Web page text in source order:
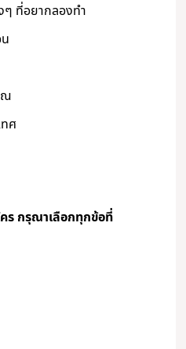
ๆ ที่อยากลองทำ
ณ
ศ
ร กรุณาเลือกทุกข้อที่